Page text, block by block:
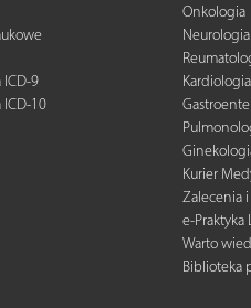
ICD-9
ICD-10
Onkologia
Neurologia
Kardiologia
Kurier
Zalecenia
e-Praktyka
Warto
Biblioteka